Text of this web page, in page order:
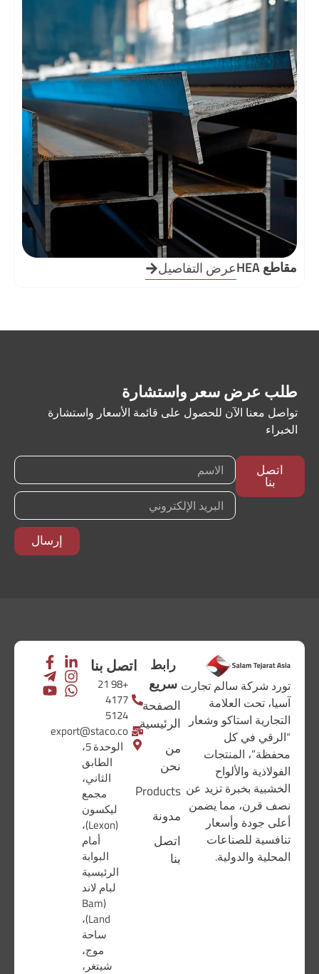
مقاطع HEA عرض التفاصيل
طلب عرض سعر واستشارة
تواصل معنا الآن للحصول على قائمة الأسعار واستشارة
الخبراء
اتصل
بنا
إرسال
تورد شركة سالم تجارت
آسيا، تحت العلامة
التجارية استاكو وشعار
“الرقي في كل
محفظة”، المنتجات
الفولاذية والألواح
الخشبية بخبرة تزيد عن
نصف قرن، مما يضمن
أعلى جودة وأسعار
تنافسية للصناعات
المحلية والدولية.
رابط
سريع
الصفحة
الرئيسية
من
نحن
Products
مدونة
اتصل
بنا
اتصل بنا
+98 21
4177
5124
export@staco.co
الوحدة 5،
الطابق
الثاني،
مجمع
ليكسون
(Lexon)،
أمام
البوابة
الرئيسية
لبام لاند
(Bam
Land)،
ساحة
موج،
شيتغر،